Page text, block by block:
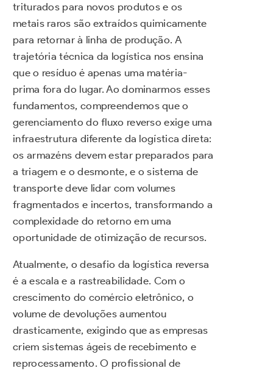
triturados para novos produtos e os
metais raros são extraídos quimicamente
para retornar à linha de produção. A
trajetória técnica da logística nos ensina
que o resíduo é apenas uma matéria-
prima fora do lugar. Ao dominarmos esses
fundamentos, compreendemos que o
gerenciamento do fluxo reverso exige uma
infraestrutura diferente da logística direta:
os armazéns devem estar preparados para
a triagem e o desmonte, e o sistema de
transporte deve lidar com volumes
fragmentados e incertos, transformando a
complexidade do retorno em uma
oportunidade de otimização de recursos.
Atualmente, o desafio da logística reversa
é a escala e a rastreabilidade. Com o
crescimento do comércio eletrônico, o
volume de devoluções aumentou
drasticamente, exigindo que as empresas
criem sistemas ágeis de recebimento e
reprocessamento. O profissional de